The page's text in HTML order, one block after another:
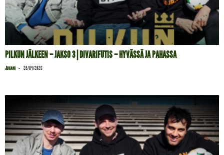
PILKUN JÄLKEEN – JAKSO 3 | DIVARIFUTIS – HYVÄSSÄ JA PAHASSA
Juhani - 28/04/2026